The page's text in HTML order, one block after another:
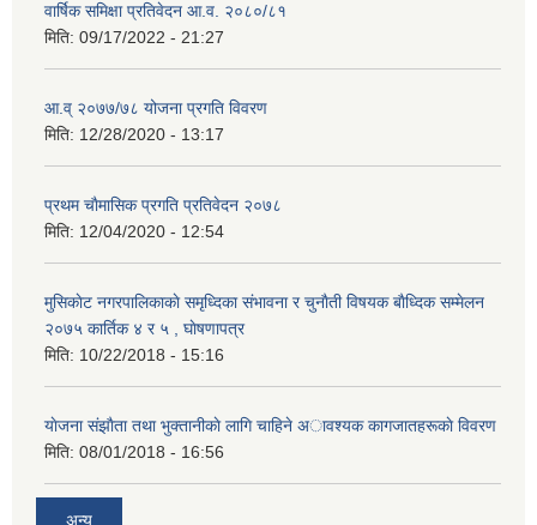
वार्षिक समिक्षा प्रतिवेदन आ.व. २०८०/८१
मिति: 09/17/2022 - 21:27
आ.व् २०७७/७८ योजना प्रगति विवरण
मिति: 12/28/2020 - 13:17
प्रथम चाैमासिक प्रगति प्रतिवेदन २०७८
मिति: 12/04/2020 - 12:54
मुसिकाेट नगरपालिकाकाे समृध्दिका संभावना र चुनाैती विषयक बाैध्दिक सम्मेलन
२०७५ कार्तिक ४ र ५ , घाेषणापत्र
मिति: 10/22/2018 - 15:16
याेजना संझाैता तथा भुक्तानीकाे लागि चाहिने अावश्यक कागजातहरूकाे विवरण
मिति: 08/01/2018 - 16:56
अन्य